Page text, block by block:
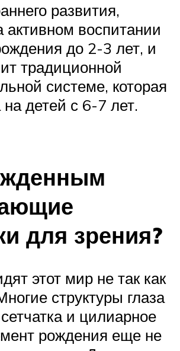
развития,
активном воспитании
до 2-3 лет, и
традиционной
системе, которая
на детей с 6-7 лет.
для зрения?
этот мир не так как
структуры глаза
и цилиарное
рождения еще не